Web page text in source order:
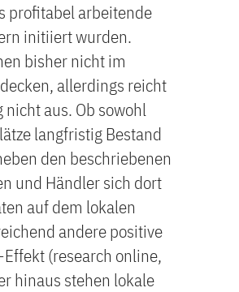
profitabel arbeitende
initiiert wurden.
bisher nicht im
allerdings reicht
aus. Ob sowohl
langfristig Bestand
den beschriebenen
und Händler sich dort
auf dem lokalen
andere positive
(research online,
hinaus stehen lokale